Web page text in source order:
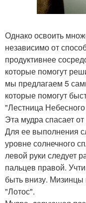
Однако освоить
независимо от
продуктивнее
которые помогут
мы предлагаем 5
которые помогут
"Лестница
Эта мудра спасает
Для ее выполнения
уровне солнечного
левой руки следует
пальцев правой.
быть внизу.
"Лотос".